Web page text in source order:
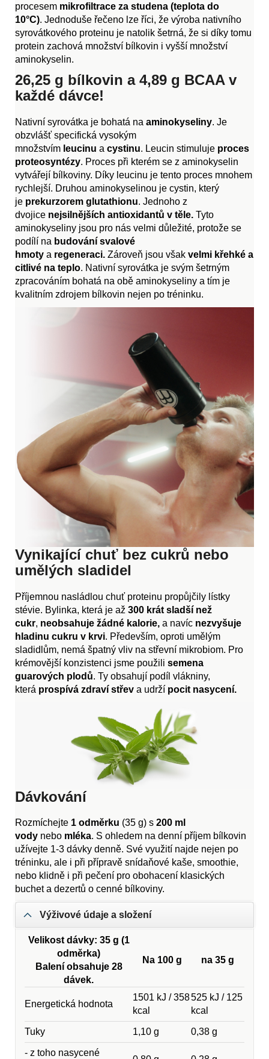
procesem mikrofiltrace za studena (teplota do
10°C). Jednoduše řečeno lze říci, že výroba nativního
syrovátkového proteinu je natolik šetrná, že si díky tomu
protein zachová množství bílkovin i vyšší množství
aminokyselin.
26,25 g bílkovin a4,89 g BCAA v
každé dávce!
Nativní syrovátka je bohatá na aminokyseliny. Je
obzvlášť specifická vysokým
množstvím leucinu a cystinu. Leucin stimuluje proces
proteosyntézy. Proces při kterém se z aminokyselin
vytvářejí bílkoviny. Díky leucinu je tento proces mnohem
rychlejší. Druhou aminokyselinou je cystin, který
je prekurzorem glutathionu. Jednoho z
dvojice nejsilnějších antioxidantů v těle. Tyto
aminokyseliny jsou pro nás velmi důležité, protože se
podílí na budování svalové
hmoty a regeneraci. Zároveň jsou však velmi křehké a
citlivé na teplo. Nativní syrovátka je svým šetrným
zpracováním bohatá na obě aminokyseliny a tím je
kvalitním zdrojem bílkovin nejen po tréninku.
Vynikající chuť bez cukrů nebo
umělých sladidel
Příjemnou nasládlou chuť proteinu propůjčily lístky
stévie. Bylinka, která je až 300 krát sladší než
cukr, neobsahuje žádné kalorie, a navíc nezvyšuje
hladinu cukru v krvi. Především, oproti umělým
sladidlům, nemá špatný vliv na střevní mikrobiom. Pro
krémovější konzistenci jsme použili semena
guarových plodů. Ty obsahují podíl vlákniny,
která prospívá zdraví střev a udrží pocit nasycení.
Dávkování
Rozmíchejte 1 odměrku (35 g) s 200 ml
vody nebo mléka. S ohledem na denní příjem bílkovin
užívejte 1-3 dávky denně. Své využití najde nejen po
tréninku, ale i při přípravě snídaňové kaše, smoothie,
nebo klidně i při pečení pro obohacení klasických
buchet a dezertů o cenné bílkoviny.
Výživové údaje a složení
Velikost dávky: 35 g (1
odměrka)
Balení obsahuje 28
dávek.
Na 100 g na 35 g
Energetická hodnota
1501 kJ / 358
kcal
525 kJ / 125
kcal
Tuky 1,10 g 0,38 g
- z toho nasycené